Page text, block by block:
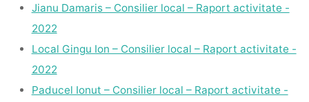
Jianu Damaris – Consilier local – Raport activitate -
2022
Local Gingu Ion – Consilier local – Raport activitate -
2022
Paducel Ionut – Consilier local – Raport activitate -